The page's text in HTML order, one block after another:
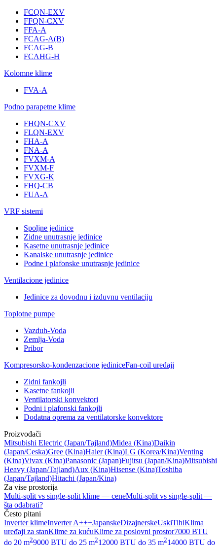
FCQN-EXV
FFQN-CXV
FFA-A
FCAG-A(B)
FCAG-B
FCAHG-H
Kolomne klime
FVA-A
Podno parapetne klime
FHQN-CXV
FLQN-EXV
FHA-A
FNA-A
FVXM-A
FVXM-F
FVXG-K
FHQ-CB
FUA-A
VRF sistemi
Spoljne jedinice
Zidne unutrasnje jedinice
Kasetne unutrasnje jedinice
Kanalske unutrasnje jedinice
Podne i plafonske unutrasnje jedinice
Ventilacione jedinice
Jedinice za dovodnu i izduvnu ventilaciju
Toplotne pumpe
Vazduh-Voda
Zemlja-Voda
Pribor
Kompresorsko-kondenzacione jediniceFan-coil uređaji
Zidni fankojli
Kasetne fankojli
Ventilatorski konvektori
Podni i plafonski fankojli
Dodatna oprema za ventilatorske konvektore
Proizvođači
Mitsubishi Electric (Japan/Tajland)Midea (Kina)Daikin
(Japan/Ceska)Gree (Kina)Haier (Kina)LG (Korea/Kina)Venting
(Kina)Vivax (Kina)Panasonic (Japan)Fujitsu (Japan/Kina)Mitsubishi
Heavy (Japan/Tajland)Aux (Kina)Hisense (Kina)Toshiba
(Japan/Tajland)Hitachi (Japan/Kina)
Za vise prostorija
Multi-split vs single-split klime — ceneMulti-split vs single-split —
šta odabrati?
Često pitani
Inverter klimeInverter A+++JapanskeDizajnerskeUskiTihiKlima
uređaji za stanKlime za kućuKlime za poslovni prostor7000 BTU
do 20 m29000 BTU do 25 m212000 BTU do 35 m214000 BTU do